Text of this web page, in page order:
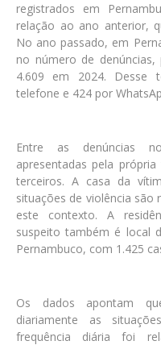
registrados em
relação ao ano anterior,
No ano passado, em
no número de
4.609 em 2024. Desse
telefone e 424 por
Entre as denúncias
apresentadas pela
terceiros. A casa da
situações de violência são
este contexto. A
suspeito também é local
Pernambuco, com 1.425
Os dados apontam
diariamente as
frequência diária foi